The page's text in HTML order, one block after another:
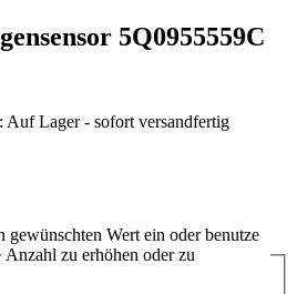
5Q0955559C
Auf Lager - sofort versandfertig
Wert ein oder benutze
zu erhöhen oder zu